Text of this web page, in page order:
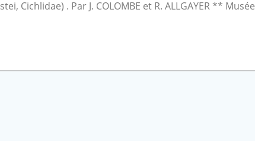
Cichlidae) . Par J. COLOMBE et R. ALLGAYER ** Musée